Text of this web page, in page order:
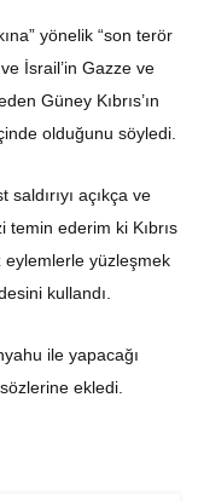
yönelik “son terör
ve İsrail’in Gazze ve
Güney Kıbrıs’ın
olduğunu söyledi.
açıkça ve
temin ederim ki Kıbrıs
eylemlerle yüzleşmek
kullandı.
ile yapacağı
ekledi.